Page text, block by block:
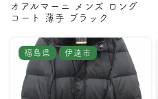
オアルマーニ メンズ ロング
コート 薄手 ブラック
福島県 伊達市